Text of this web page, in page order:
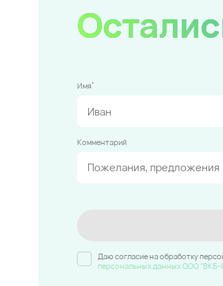
Имя*
Комментарий
Даю согласие на обработку
персональных данных ООО "ВКБ-